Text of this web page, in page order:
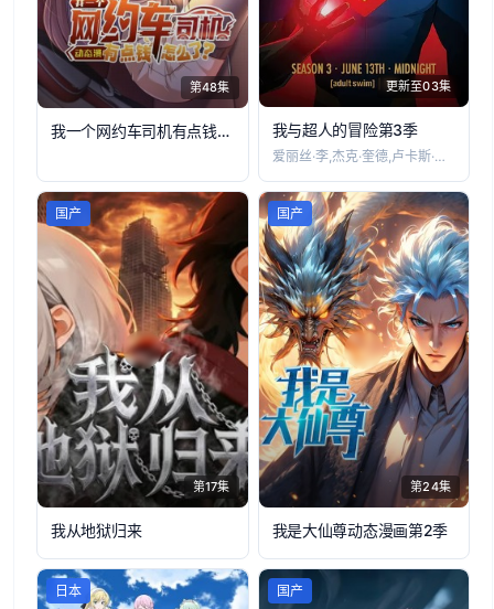
第48集
我一个网约车司机有点钱怎么了，动态漫画第一季
更新至03集
我与超人的冒险第3季
爱丽丝·李,杰克·奎德,卢卡斯·格拉比,
国产
第17集
我从地狱归来
国产
第24集
我是大仙尊动态漫画第2季
日本 国产